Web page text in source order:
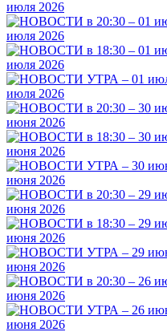
июля 2026
июля 2026
июля 2026
июля 2026
июня 2026
июня 2026
июня 2026
июня 2026
июня 2026
июня 2026
июня 2026
июня 2026